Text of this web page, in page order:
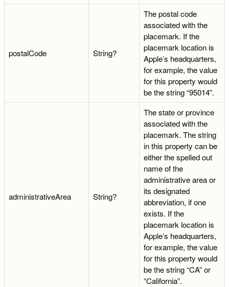
postalCode String?
The postal code
associated with the
placemark. If the
placemark location is
Apple’s headquarters,
for example, the value
for this property would
be the string “95014”.
administrativeArea String?
The state or province
associated with the
placemark. The string
in this property can be
either the spelled out
name of the
administrative area or
its designated
abbreviation, if one
exists. If the
placemark location is
Apple’s headquarters,
for example, the value
for this property would
be the string “CA” or
“California”.